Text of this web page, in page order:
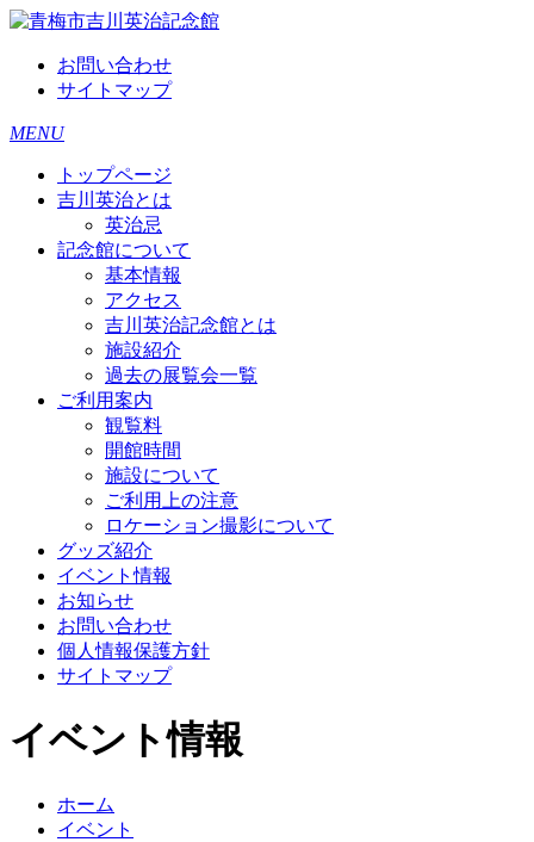
お問い合わせ
サイトマップ
MENU
トップページ
吉川英治とは
英治忌
記念館について
基本情報
アクセス
吉川英治記念館とは
施設紹介
過去の展覧会一覧
ご利用案内
観覧料
開館時間
施設について
ご利用上の注意
ロケーション撮影について
グッズ紹介
イベント情報
お知らせ
お問い合わせ
個人情報保護方針
サイトマップ
イベント情報
ホーム
イベント